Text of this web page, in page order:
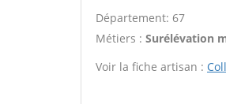
Département: 67
Métiers : Surélévation
Voir la fiche artisan :